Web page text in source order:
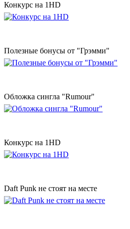
Конкурс на 1HD
Полезные бонусы от "Грэмми"
Обложка сингла "Rumour"
Конкурс на 1HD
Daft Punk не стоят на месте